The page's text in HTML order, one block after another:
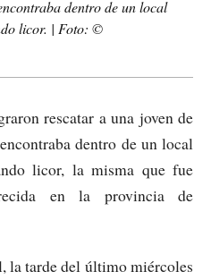
dentro de un local
licor. | Foto: ©
rescatar a una joven de
dentro de un local
licor, la misma que fue
en la provincia de
la tarde del último miércoles